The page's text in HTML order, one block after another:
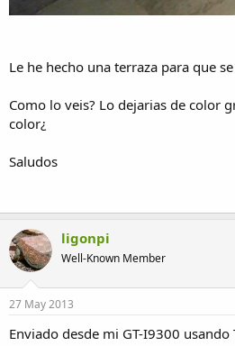
Le he hecho una terraza para que
Como lo veis? Lo dejarias de color
color¿
Saludos
ligonpi
Well-Known Member
27 May 2013
Enviado desde mi GT-I9300 usando